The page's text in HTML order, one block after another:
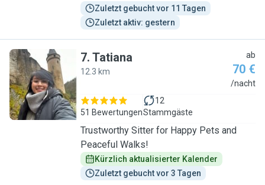
Zuletzt gebucht vor 11 Tagen
Zuletzt aktiv: gestern
T
7. Tatiana
12.3 km
ab
70 €
/nacht
51 Bewertungen
12
Stammgäste
Trustworthy Sitter for Happy Pets and
Peaceful Walks!
Kürzlich aktualisierter Kalender
Zuletzt gebucht vor 3 Tagen